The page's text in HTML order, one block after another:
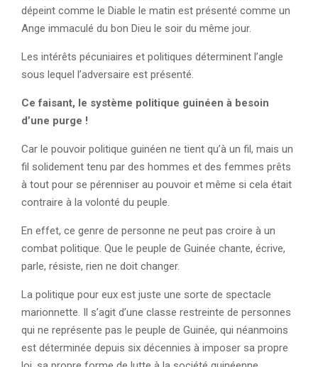
dépeint comme le Diable le matin est présenté comme un
Ange immaculé du bon Dieu le soir du même jour.
Les intérêts pécuniaires et politiques déterminent l’angle
sous lequel l’adversaire est présenté.
Ce faisant, le système politique guinéen à besoin
d’une purge !
Car le pouvoir politique guinéen ne tient qu’à un fil, mais un
fil solidement tenu par des hommes et des femmes prêts
à tout pour se pérenniser au pouvoir et même si cela était
contraire à la volonté du peuple.
En effet, ce genre de personne ne peut pas croire à un
combat politique. Que le peuple de Guinée chante, écrive,
parle, résiste, rien ne doit changer.
La politique pour eux est juste une sorte de spectacle
marionnette. Il s’agit d’une classe restreinte de personnes
qui ne représente pas le peuple de Guinée, qui néanmoins
est déterminée depuis six décennies à imposer sa propre